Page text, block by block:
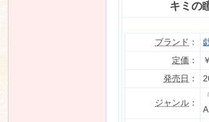
キミの
ブランド ：
定価 ：
発売日 ：
ジャンル ：